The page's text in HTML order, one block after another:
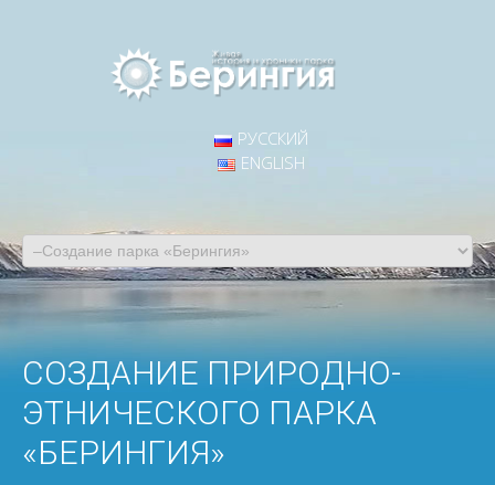
РУССКИЙ
ENGLISH
СОЗДАНИЕ ПРИРОДНО-
ЭТНИЧЕСКОГО ПАРКА
«БЕРИНГИЯ»